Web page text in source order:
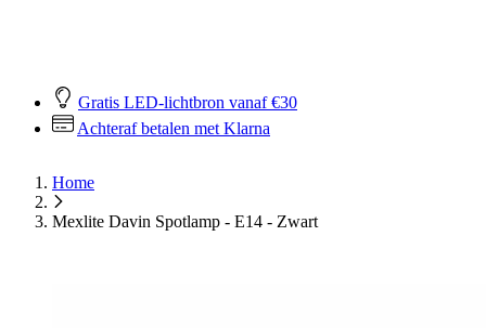
Gratis LED-lichtbron vanaf €30
Achteraf betalen met Klarna
Home
Mexlite Davin Spotlamp - E14 - Zwart